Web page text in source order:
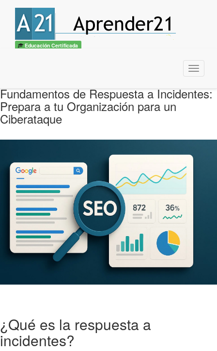
Educación Certificada
Menu
Fundamentos de Respuesta a Incidentes:
Prepara a tu Organización para un
Ciberataque
¿Qué es la respuesta a
incidentes?